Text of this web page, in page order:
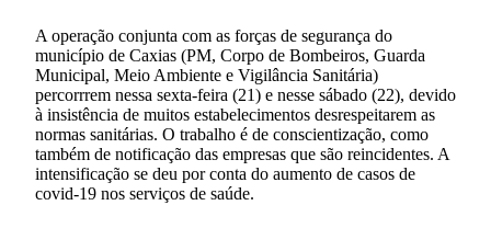
A operação conjunta com as forças de segurança do
município de Caxias (PM, Corpo de Bombeiros, Guarda
Municipal, Meio Ambiente e Vigilância Sanitária)
percorrrem nessa sexta-feira (21) e nesse sábado (22), devido
à insistência de muitos estabelecimentos desrespeitarem as
normas sanitárias. O trabalho é de conscientização, como
também de notificação das empresas que são reincidentes. A
intensificação se deu por conta do aumento de casos de
covid-19 nos serviços de saúde.